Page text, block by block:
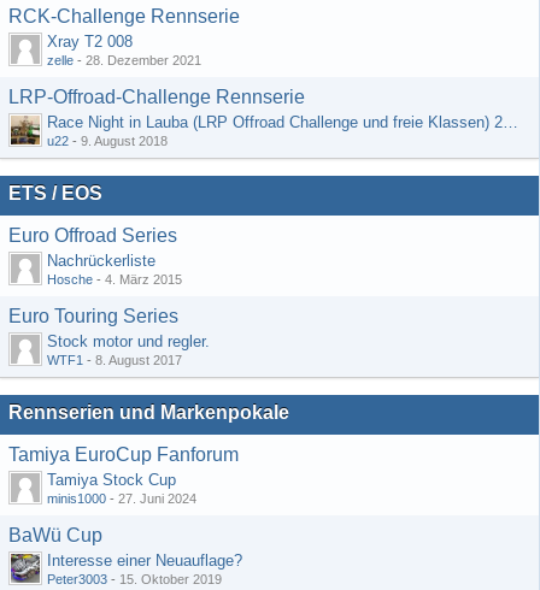
RCK-Challenge Rennserie
Xray T2 008
zelle - 28. Dezember 2021
LRP-Offroad-Challenge Rennserie
Race Night in Lauba (LRP Offroad Challenge und freie Klassen) 25/26.08
u22 - 9. August 2018
ETS / EOS
Euro Offroad Series
Nachrückerliste
Hosche - 4. März 2015
Euro Touring Series
Stock motor und regler.
WTF1 - 8. August 2017
Rennserien und Markenpokale
Tamiya EuroCup Fanforum
Tamiya Stock Cup
minis1000 - 27. Juni 2024
BaWü Cup
Interesse einer Neuauflage?
Peter3003 - 15. Oktober 2019